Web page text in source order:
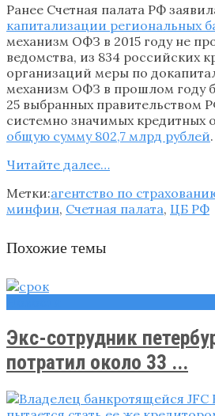
Ранее Счетная палата РФ
капитализации региональных
механизм ОФЗ в 2015 году не
ведомства, из 834 российских
организаций меры по
механизм ОФЗ в прошлом году
25 выбранных правительством
системно значимых кредитных
общую сумму 802,7 млрд рублей.
Читайте далее…
Метки:агентство по
минфин, Счетная палата, ЦБ РФ
Похожие темы
Экс-сотрудник
потратил около 33 ...